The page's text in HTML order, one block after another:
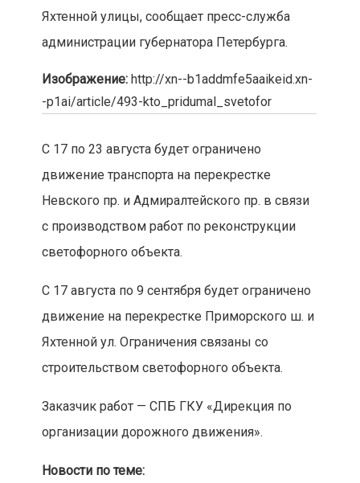
Яхтенной улицы, сообщает пресс-служба
администрации губернатора Петербурга.
Изображение: http://xn--b1addmfe5aaikeid.xn-
-p1ai/article/493-kto_pridumal_svetofor
С 17 по 23 августа будет ограничено
движение транспорта на перекрестке
Невского пр. и Адмиралтейского пр. в связи
с производством работ по реконструкции
светофорного объекта.
С 17 августа по 9 сентября будет ограничено
движение на перекрестке Приморского ш. и
Яхтенной ул. Ограничения связаны со
строительством светофорного объекта.
Заказчик работ — СПБ ГКУ «Дирекция по
организации дорожного движения».
Новости по теме: